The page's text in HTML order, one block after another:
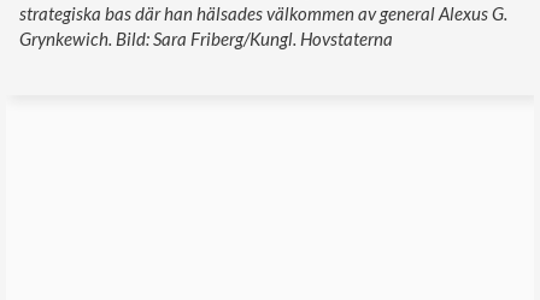
strategiska bas där han hälsades välkommen av general Alexus G.
Grynkewich. Bild: Sara Friberg/Kungl. Hovstaterna